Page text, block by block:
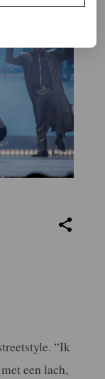
“Ik
een lach,